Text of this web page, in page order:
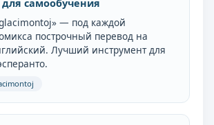
самообучения
— под каждой
построчный перевод на
Лучший инструмент для